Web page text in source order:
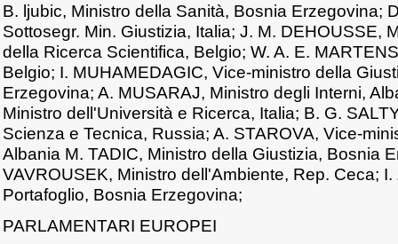
B. ljubic, Ministro della Sanità, Bosnia Erzegovina;
Sottosegr. Min. Giustizia, Italia; J. M. DEHOUSSE,
della Ricerca Scientifica, Belgio; W. A. E.
Belgio; I. MUHAMEDAGIC, Vice-ministro della
Erzegovina; A. MUSARAJ, Ministro degli Interni,
Ministro dell'Università e Ricerca, Italia; B. G.
Scienza e Tecnica, Russia; A. STAROVA, Vice-
Albania M. TADIC, Ministro della Giustizia, Bosnia
VAVROUSEK, Ministro dell'Ambiente, Rep. Ceca;
Portafoglio, Bosnia Erzegovina;
PARLAMENTARI EUROPEI